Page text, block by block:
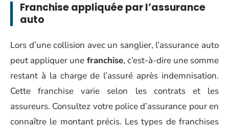
Franchise appliquée par l’assurance
auto
Lors d’une collision avec un sanglier, l’assurance auto
peut appliquer une franchise, c’est-à-dire une somme
restant à la charge de l’assuré après indemnisation.
Cette franchise varie selon les contrats et les
assureurs. Consultez votre police d’assurance pour en
connaître le montant précis. Les types de franchises